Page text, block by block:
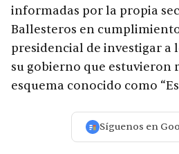
informadas por la propia
Ballesteros en
presidencial de investigar a
su gobierno que estuvieron
esquema conocido como
Síguenos en